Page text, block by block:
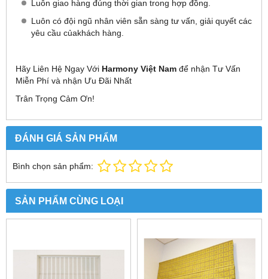
Luôn giao hàng đúng thời gian trong hợp đồng.
Luôn có đội ngũ nhân viên sẵn sàng tư vấn, giải quyết các
yêu cầu củakhách hàng.
Hãy Liên Hệ Ngay Với Harmony Việt Nam để nhận Tư Vấn
Miễn Phí và nhận Ưu Đãi Nhất
Trân Trọng Cảm Ơn!
ĐÁNH GIÁ SẢN PHẨM
Bình chọn sản phẩm:
SẢN PHẨM CÙNG LOẠI